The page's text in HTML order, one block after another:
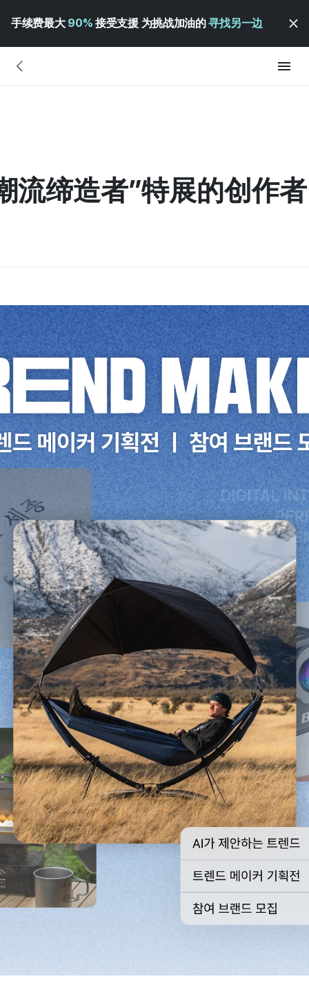
手续费最大 90% 接受支援 为挑战加油的寻找另一边
流缔造者”特展的创作者